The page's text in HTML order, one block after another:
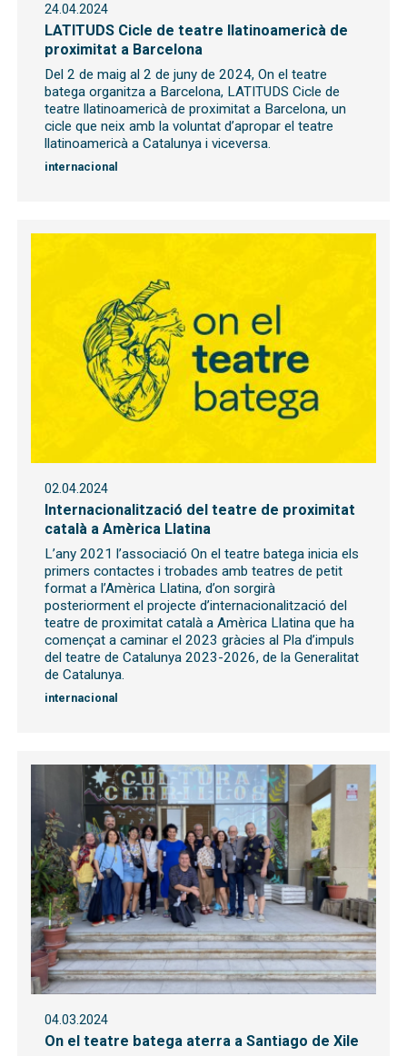
24.04.2024
LATITUDS Cicle de teatre llatinoamericà de
proximitat a Barcelona
Del 2 de maig al 2 de juny de 2024, On el teatre
batega organitza a Barcelona, LATITUDS Cicle de
teatre llatinoamericà de proximitat a Barcelona, un
cicle que neix amb la voluntat d’apropar el teatre
llatinoamericà a Catalunya i viceversa.
internacional
02.04.2024
Internacionalització del teatre de proximitat
català a Amèrica Llatina
L’any 2021 l’associació On el teatre batega inicia els
primers contactes i trobades amb teatres de petit
format a l’Amèrica Llatina, d’on sorgirà
posteriorment el projecte d’internacionalització del
teatre de proximitat català a Amèrica Llatina que ha
començat a caminar el 2023 gràcies al Pla d’impuls
del teatre de Catalunya 2023-2026, de la Generalitat
de Catalunya.
internacional
04.03.2024
On el teatre batega aterra a Santiago de Xile